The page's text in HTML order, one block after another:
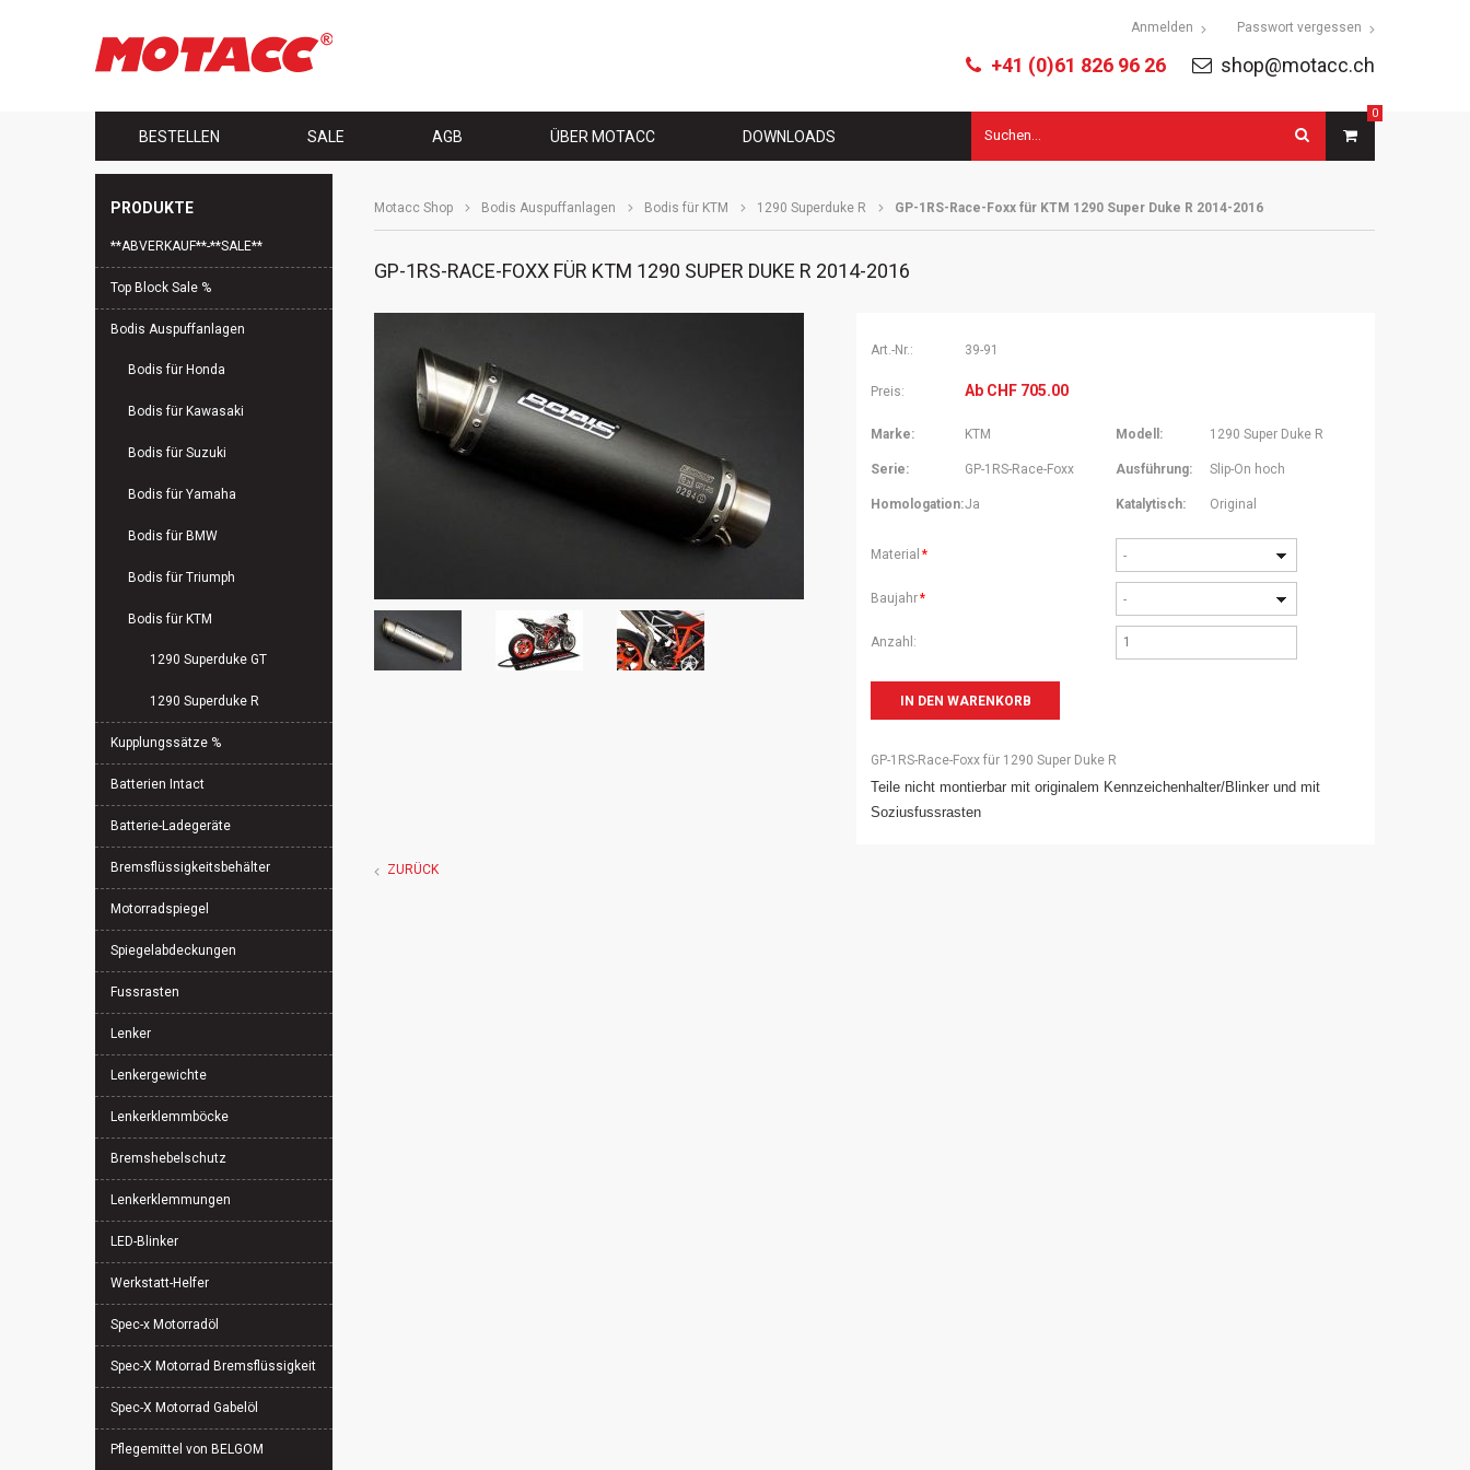
Anmelden Passwort vergessen
+41 (0)61 826 96 26 shop@motacc.ch
überspringen
BESTELLEN SALE AGB ÜBER MOTACC DOWNLOADS
0
Suchbegriffe
Motacc Shop Bodis Auspuffanlagen Bodis für KTM 1290 Superduke R GP-1RS-Race-Foxx für KTM 1290 Super Duke R 2014-2016
GP-1RS-RACE-FOXX FÜR KTM 1290 SUPER DUKE R 2014-2016
Art.-Nr.: 39-91
Preis: Ab CHF 705.00
Marke: KTM Modell: 1290 Super Duke R
Serie: GP-1RS-Race-Foxx Ausführung: Slip-On hoch
Homologation:Ja Katalytisch: Original
Pflichtfeld
Material * -
Pflichtfeld
Baujahr* -
Anzahl:
GP-1RS-Race-Foxx für 1290 Super Duke R
Teile nicht montierbar mit originalem Kennzeichenhalter/Blinker und mit
Soziusfussrasten
ZURÜCK
PRODUKTE
Navigation
**ABVERKAUF**-**SALE**
Top Block Sale %
Bodis Auspuffanlagen
Bodis für Honda
Bodis für Kawasaki
Bodis für Suzuki
Bodis für Yamaha
Bodis für BMW
Bodis für Triumph
Bodis für KTM
1290 Superduke GT
1290 Superduke R
Kupplungssätze %
Batterien Intact
Batterie-Ladegeräte
Bremsflüssigkeitsbehälter
Motorradspiegel
Spiegelabdeckungen
Fussrasten
Lenker
Lenkergewichte
Lenkerklemmböcke
Bremshebelschutz
Lenkerklemmungen
LED-Blinker
Werkstatt-Helfer
Spec-x Motorradöl
Spec-X Motorrad Bremsflüssigkeit
Spec-X Motorrad Gabelöl
Pflegemittel von BELGOM